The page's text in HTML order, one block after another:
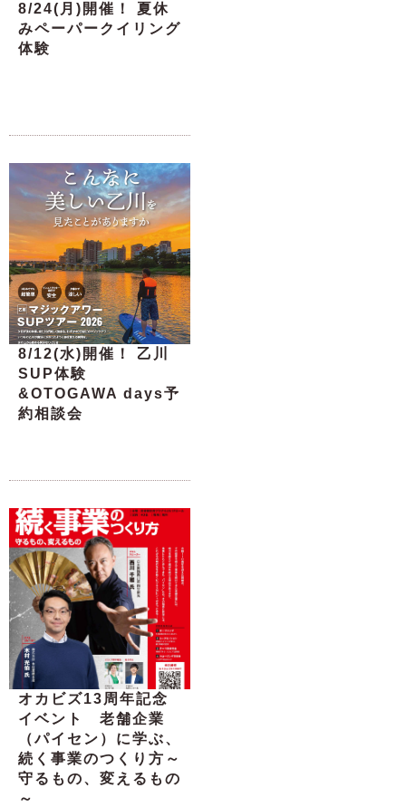
8/24(月)開催！ 夏休
みペーパークイリング
体験
8/12(水)開催！ 乙川
SUP体験
&OTOGAWA days予
約相談会
オカビズ13周年記念
イベント 老舗企業
（パイセン）に学ぶ、
続く事業のつくり方～
守るもの、変えるもの
～